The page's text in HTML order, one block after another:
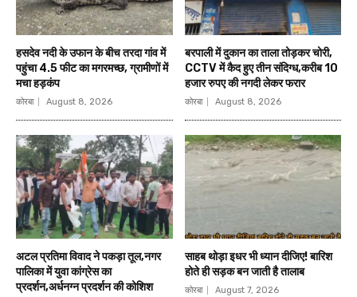
हसदेव नदी के उफान के बीच तरदा गांव में
पहुंचा 4.5 फीट का मगरमच्छ, ग्रामीणों में
मचा हड़कंप
कोरबा August 8, 2026
बरपाली में दुकान का ताला तोड़कर चोरी,
CCTV में कैद हुए तीन संदिग्ध,करीब 10
हजार रुपए की नगदी लेकर फरार
कोरबा August 8, 2026
अटल प्रतिमा विवाद ने पकड़ा तूल,नगर
पालिका में युवा कांग्रेस का
प्रदर्शन,अर्धनग्न प्रदर्शन की कोशिश
साहब थोड़ा इधर भी ध्यान दीजिए! बारिश
होते ही सड़क बन जाती है तालाब
कोरबा August 7, 2026